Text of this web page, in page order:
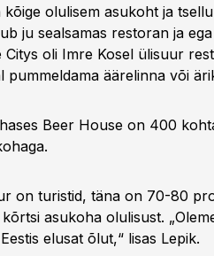
kõige olulisem asukoht ja
ju sealsamas restoran ja
Citys oli Imre Kosel ülisuur
pummeldama äärelinna või
Beer House on 400
on turistid, täna on 70-80
asukoha olulisust.
elusat õlut,“ lisas Lepik.